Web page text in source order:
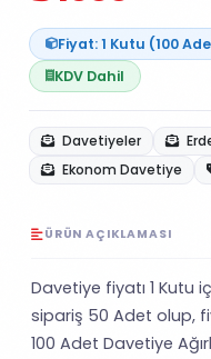
Fiyat: 1 Kutu (100
KDV Dahil
Davetiyeler
Ekonom Davetiye
ÜRÜN AÇIKLAMASI
Davetiye fiyatı 1 Kutu
sipariş 50 Adet olup,
100 Adet Davetiye